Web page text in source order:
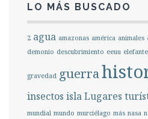
LO MÁS BUSCADO
2 agua amazonas américa animales
demonio descubrimiento eeuu elefante
gravedad guerra
insectos islaLugares
mundial mundo murciélago más nasa